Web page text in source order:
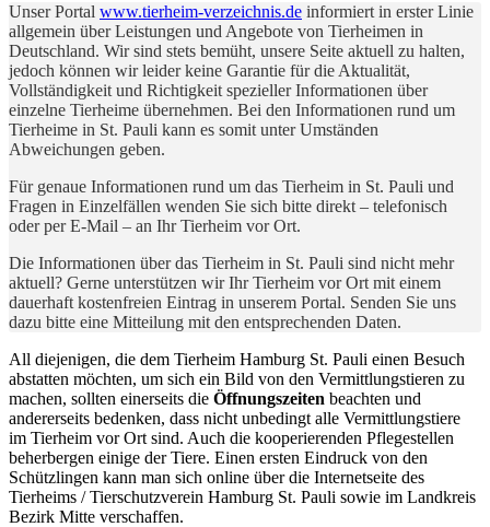
Unser Portal www.tierheim-verzeichnis.de informiert in erster Linie
allgemein über Leistungen und Angebote von Tierheimen in
Deutschland. Wir sind stets bemüht, unsere Seite aktuell zu halten,
jedoch können wir leider keine Garantie für die Aktualität,
Vollständigkeit und Richtigkeit spezieller Informationen über
einzelne Tierheime übernehmen. Bei den Informationen rund um
Tierheime in St. Pauli kann es somit unter Umständen
Abweichungen geben.
Für genaue Informationen rund um das Tierheim in St. Pauli und
Fragen in Einzelfällen wenden Sie sich bitte direkt – telefonisch
oder per E-Mail – an Ihr Tierheim vor Ort.
Die Informationen über das Tierheim in St. Pauli sind nicht mehr
aktuell? Gerne unterstützen wir Ihr Tierheim vor Ort mit einem
dauerhaft kostenfreien Eintrag in unserem Portal. Senden Sie uns
dazu bitte eine Mitteilung mit den entsprechenden Daten.
All diejenigen, die dem Tierheim Hamburg St. Pauli einen Besuch
abstatten möchten, um sich ein Bild von den Vermittlungstieren zu
machen, sollten einerseits die Öffnungszeiten beachten und
andererseits bedenken, dass nicht unbedingt alle Vermittlungstiere
im Tierheim vor Ort sind. Auch die kooperierenden Pflegestellen
beherbergen einige der Tiere. Einen ersten Eindruck von den
Schützlingen kann man sich online über die Internetseite des
Tierheims / Tierschutzverein Hamburg St. Pauli sowie im Landkreis
Bezirk Mitte verschaffen.